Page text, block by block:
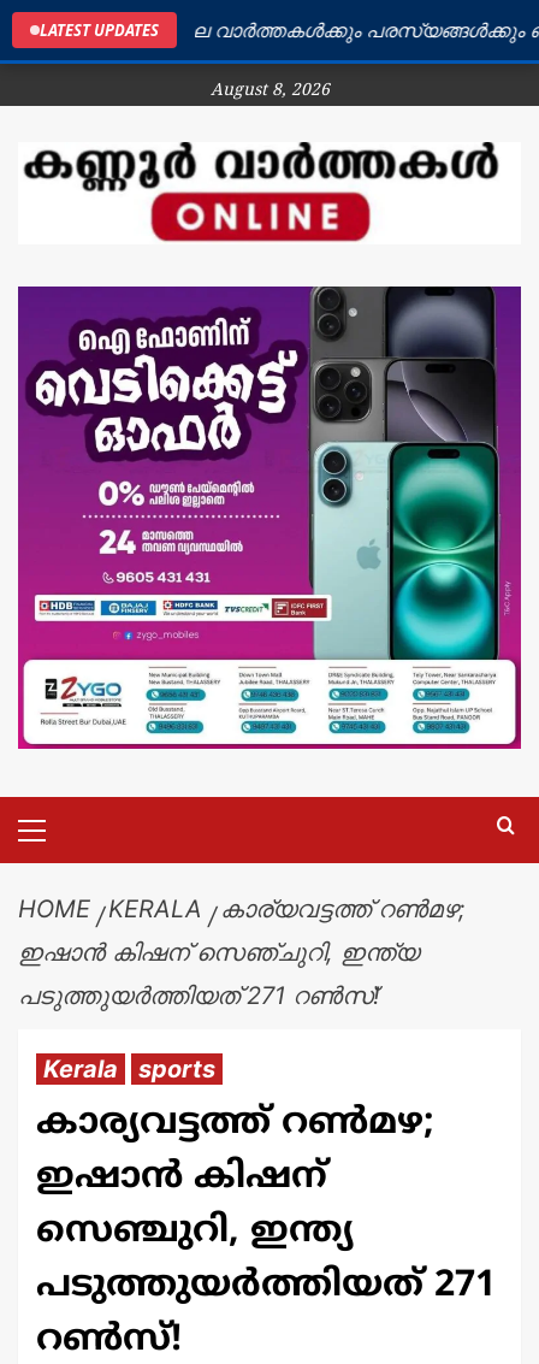
LATEST UPDATES
ജില്ലയിലെ വാർത്തകൾക്കും പരസ്യങ്ങൾക്കും
August 8, 2026
HOME KERALA
കാര്യവട്ടത്ത് റൺമഴ;
ഇഷാൻ കിഷന് സെഞ്ചുറി, ഇന്ത്യ
പടുത്തുയർത്തിയത് 271 റൺസ്!
Kerala sports
കാര്യവട്ടത്ത് റൺമഴ;
ഇഷാൻ കിഷന്
സെഞ്ചുറി, ഇന്ത്യ
പടുത്തുയർത്തിയത് 271
റൺസ്!